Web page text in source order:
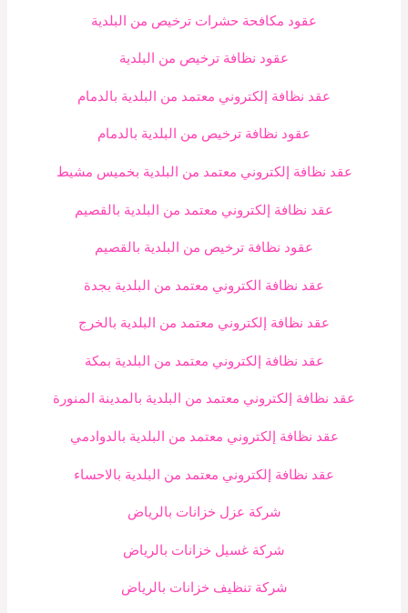
عقود مكافحة حشرات ترخيص من البلدية
عقود نظافة ترخيص من البلدية
عقد نظافة إلكتروني معتمد من البلدية بالدمام
عقود نظافة ترخيص من البلدية بالدمام
عقد نظافة إلكتروني معتمد من البلدية بخميس مشيط
عقد نظافة إلكتروني معتمد من البلدية بالقصيم
عقود نظافة ترخيص من البلدية بالقصيم
عقد نظافة الكتروني معتمد من البلدية بجدة
عقد نظافة إلكتروني معتمد من البلدية بالخرج
عقد نظافة إلكتروني معتمد من البلدية بمكة
عقد نظافة إلكتروني معتمد من البلدية بالمدينة المنورة
عقد نظافة إلكتروني معتمد من البلدية بالدوادمي
عقد نظافة إلكتروني معتمد من البلدية بالاحساء
شركة عزل خزانات بالرياض
شركة غسيل خزانات بالرياض
شركة تنظيف خزانات بالرياض